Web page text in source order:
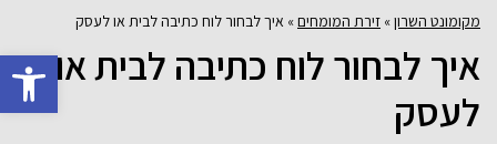
פתח
מקומונט השרון» זירת המומחים» איך לבחור לוח כתיבה לבית או לעסק
איך לבחור לוח כתיבה לבית או
לעסק